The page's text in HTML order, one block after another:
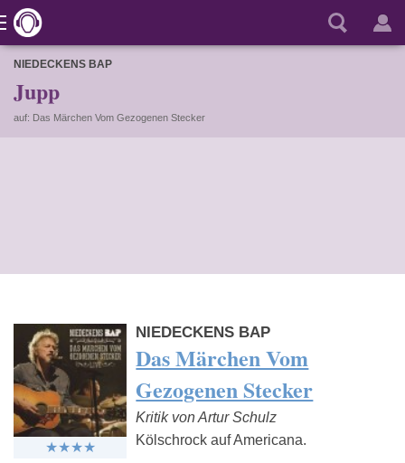
NIEDECKENS BAP
Jupp
auf: Das Märchen Vom Gezogenen Stecker
NIEDECKENS BAP
Das Märchen Vom
Gezogenen Stecker
Kritik von Artur Schulz
Kölschrock auf Americana.